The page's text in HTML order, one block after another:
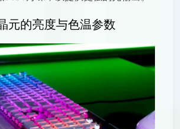
元的亮度与色温参数